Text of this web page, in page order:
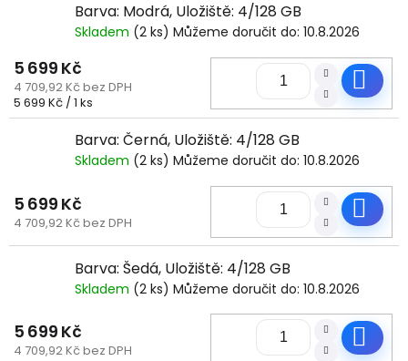
Barva: Modrá, Uložiště: 4/128 GB
Skladem (2 ks) Můžeme doručit do: 10.8.2026
5 699 Kč
4 709,92 Kč bez DPH
Měrná
cena:
5 699 Kč / 1 ks
Barva: Černá, Uložiště: 4/128 GB
Skladem (2 ks) Můžeme doručit do: 10.8.2026
5 699 Kč
4 709,92 Kč bez DPH
Barva: Šedá, Uložiště: 4/128 GB
Skladem (2 ks) Můžeme doručit do: 10.8.2026
5 699 Kč
4 709,92 Kč bez DPH